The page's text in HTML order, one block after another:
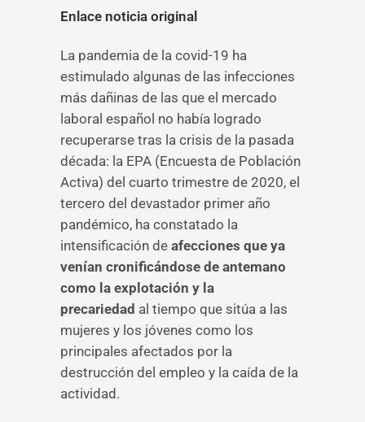
Enlace noticia original
La pandemia de la covid-19 ha
estimulado algunas de las infecciones
más dañinas de las que el mercado
laboral español no había logrado
recuperarse tras la crisis de la pasada
década: la EPA (Encuesta de Población
Activa) del cuarto trimestre de 2020, el
tercero del devastador primer año
pandémico, ha constatado la
intensificación de afecciones que ya
venían cronificándose de antemano
como la explotación y la
precariedad al tiempo que sitúa a las
mujeres y los jóvenes como los
principales afectados por la
destrucción del empleo y la caída de la
actividad.